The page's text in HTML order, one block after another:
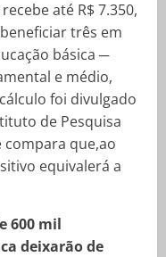
até R$ 7.350,
três em
básica ─
e médio,
foi divulgado
de Pesquisa
compara que,ao
equivalerá a
600 mil
deixarão de